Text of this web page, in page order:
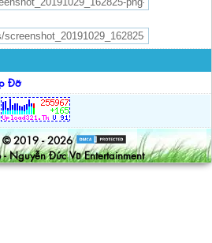
Đỡ
© 2019 - 2026
- Nguyễn Đức Vũ Entertainment